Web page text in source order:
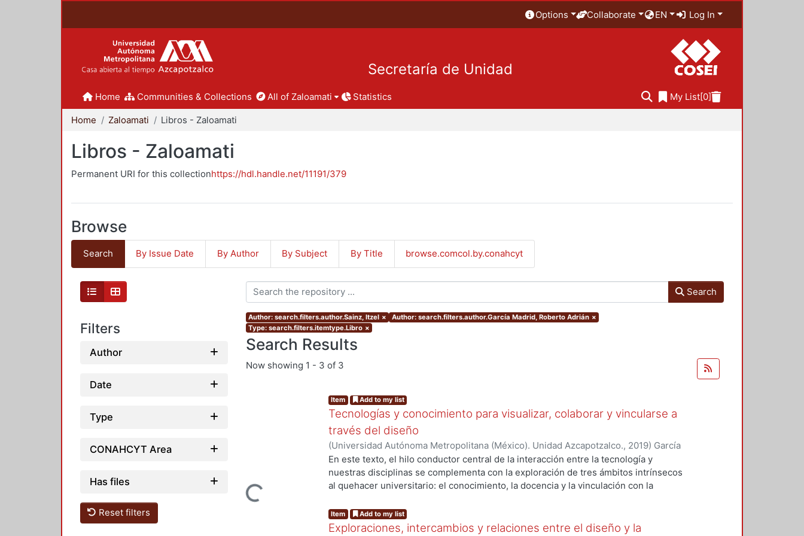
Options Collaborate EN Log In
Secretaría de Unidad
Home Communities & Collections All of Zaloamati Statistics My List[0]
Home Zaloamati Libros - Zaloamati
Libros - Zaloamati
Permanent URI for this collectionhttps://hdl.handle.net/11191/379
Browse
Search By Issue Date By Author By Subject By Title browse.comcol.by.conahcyt
Filters
Author
Date
Type
CONAHCYT Area
Has files
Reset filters
Search
Author: search.filters.author.Sainz, Itzel × Author: search.filters.author.García Madrid, Roberto Adrián ×
Type: search.filters.itemtype.Libro ×
Search Results
Now showing 1 - 3 of 3
Loading...
Item Add to my list
Tecnologías y conocimiento para visualizar, colaborar y vincularse a
través del diseño
(Universidad Autónoma Metropolitana (México). Unidad Azcapotzalco., 2019) García
Madrid, Roberto Adrián;Sainz, Itzel;Zizumbo Alamilla, Alda Maria
En este texto, el hilo conductor central de la interacción entre la tecnología y
nuestras disciplinas se complementa con la exploración de tres ámbitos intrínsecos
al quehacer universitario: el conocimiento, la docencia y la vinculación con la
“Visualización en el TED”, donde comparte un análisis sobre tres conferencias
alojadas en ese popular canal de divulgación sobre temas de tecnología,
Item Add to my list
Exploraciones, intercambios y relaciones entre el diseño y la